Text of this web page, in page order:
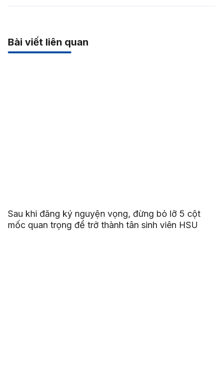
Bài viết liên quan
Sau khi đăng ký nguyện vọng, đừng bỏ lỡ 5 cột
mốc quan trọng để trở thành tân sinh viên HSU